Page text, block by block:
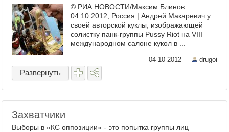
© РИА НОВОСТИ/Максим Блинов
04.10.2012, Россия | Андрей Макаревич у
своей авторской куклы, изображающей
солистку панк-группы Pussy Riot на VIII
международном салоне кукол в ...
04-10-2012 — drugoi
Развернуть
Захватчики
Выборы в «КС оппозиции» - это попытка группы лиц